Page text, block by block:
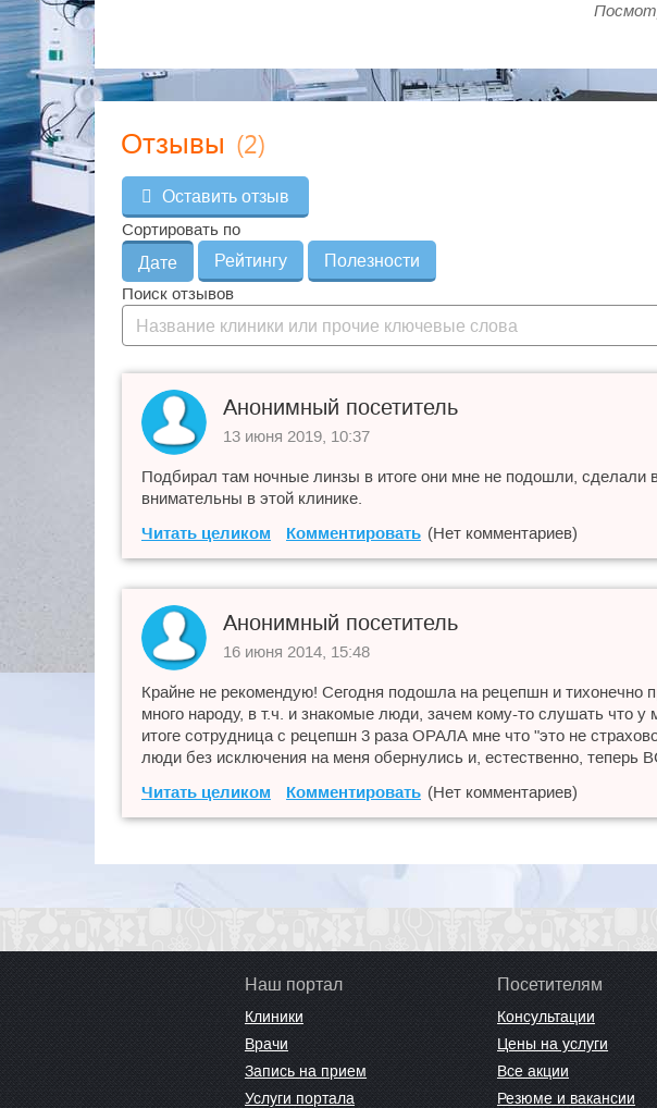
Отзывы (2)
Оставить отзыв
Сортировать по
Дате
Рейтингу
Полезности
Поиск отзывов
Анонимный посетитель
13 июня 2019, 10:37
Подбирал там ночные линзы в итоге они мне не подошли, сделали
внимательны в этой клинике.
Читать целиком
Комментировать (Нет комментариев)
Анонимный посетитель
16 июня 2014, 15:48
Крайне не рекомендую! Сегодня подошла на рецепшн и тихонечно
много народу, в т.ч. и знакомые люди, зачем кому-то слушать что
итоге сотрудница с рецепшн 3 раза ОРАЛА мне что "это не
люди без исключения на меня обернулись и, естественно, теперь
Читать целиком
Комментировать (Нет комментариев)
Наш портал
Клиники
Врачи
Запись на прием
Услуги портала
Посетителям
Консультации
Цены на услуги
Все акции
Резюме и вакансии